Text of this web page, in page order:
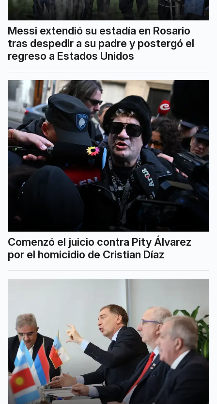
Messi extendió su estadía en Rosario
tras despedir a su padre y postergó el
regreso a Estados Unidos
Comenzó el juicio contra Pity Álvarez
por el homicidio de Cristian Díaz